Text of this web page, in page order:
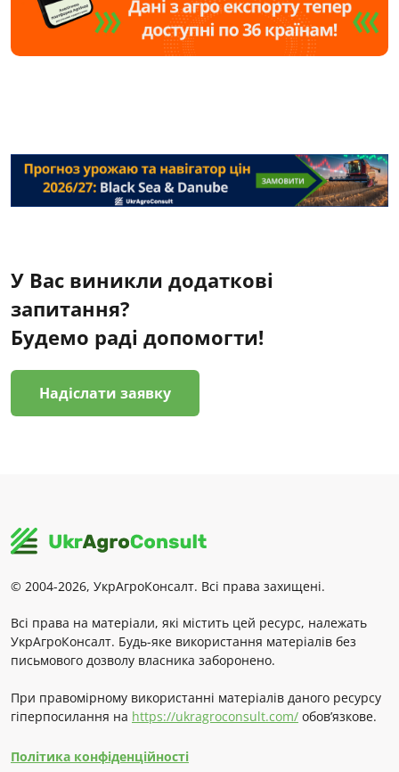
У Вас виникли додаткові
запитання?
Будемо раді допомогти!
Надіслати заявку
© 2004-2026, УкрАгроКонсалт. Всі права захищені.
Всі права на матеріали, які містить цей ресурс, належать
УкрАгроКонсалт. Будь-яке використання матеріалів без
письмового дозволу власника заборонено.
При правомірному використанні матеріалів даного ресурсу
гіперпосилання на https://ukragroconsult.com/ обов’язкове.
Політика конфіденційності